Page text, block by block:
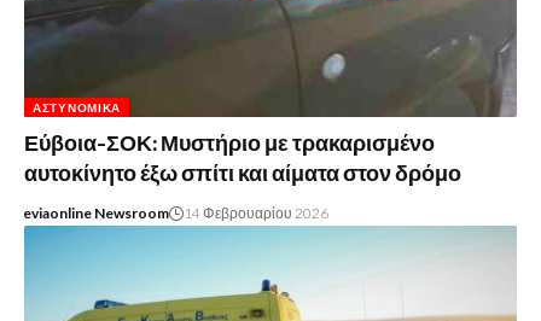
ΑΣΤΥΝΟΜΙΚΆ
Εύβοια-ΣΟΚ: Μυστήριο με τρακαρισμένο
αυτοκίνητο έξω σπίτι και αίματα στον δρόμο
eviaonline Newsroom 14 Φεβρουαρίου 2026